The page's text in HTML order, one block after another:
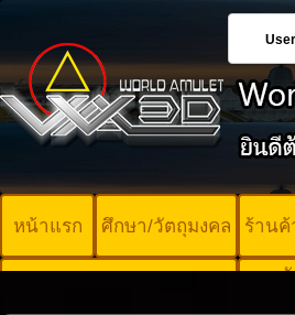
หน้าแรก ศึกษา/วัตถุมงคล ร้านค้
บั